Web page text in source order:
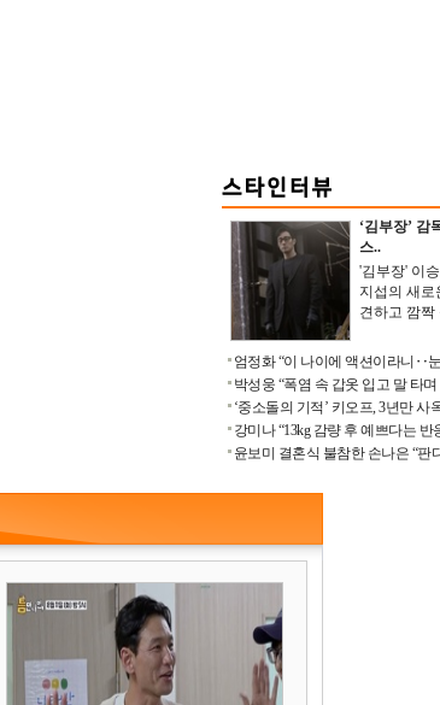
‘김부장’ 감
스..
'김부장' 이
지섭의 새로
견하고 깜짝
엄정화 “이 나이에 액션이라니‥
박성웅 “폭염 속 갑옷 입고 말 타며
‘중소돌의 기적’ 키오프, 3년만 사
강미나 “13kg 감량 후 예쁘다는 반
윤보미 결혼식 불참한 손나은 “판